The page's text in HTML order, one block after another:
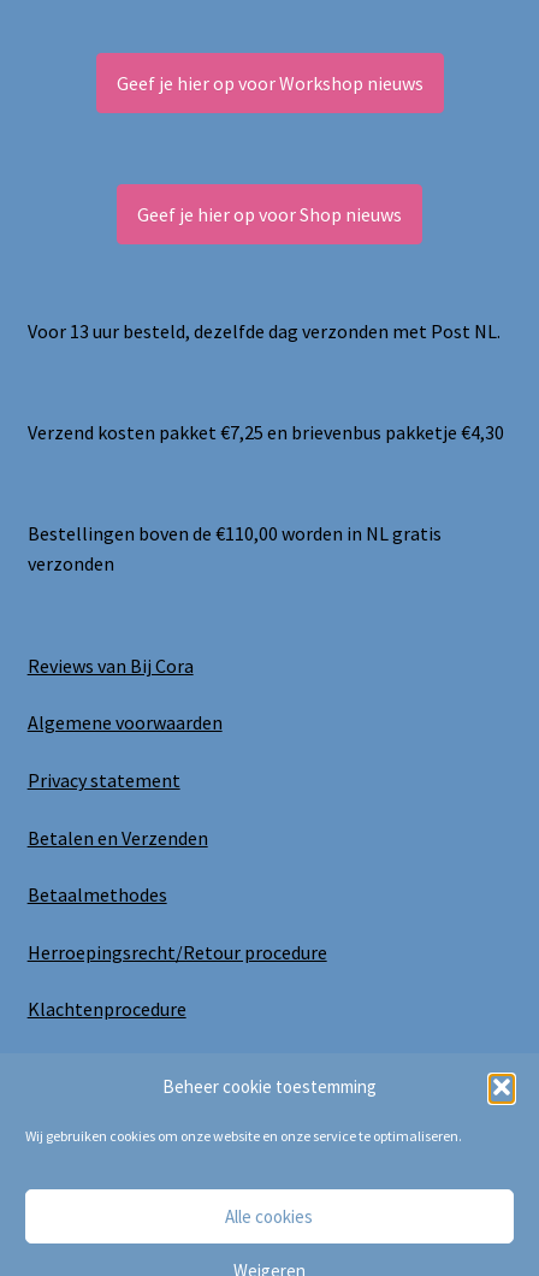
Beheer cookie toestemming
Wij gebruiken cookies om onze website en onze service te optimaliseren.
Alle cookies
Weigeren
Geef je hier op voor Workshop nieuws
Geef je hier op voor Shop nieuws
Voor 13 uur besteld, dezelfde dag verzonden met Post NL.
Verzend kosten pakket €7,25 en brievenbus pakketje €4,30
Bestellingen boven de €110,00 worden in NL gratis
verzonden
Reviews van Bij Cora
Algemene voorwaarden
Privacy statement
Betalen en Verzenden
Betaalmethodes
Herroepingsrecht/Retour procedure
Klachtenprocedure
Copyright Bij Cora 2025